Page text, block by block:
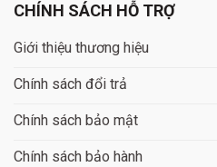
CHÍNH SÁCH HỖ TRỢ
Giới thiệu thương hiệu
Chính sách đổi trả
Chính sách bảo mật
Chính sách bảo hành